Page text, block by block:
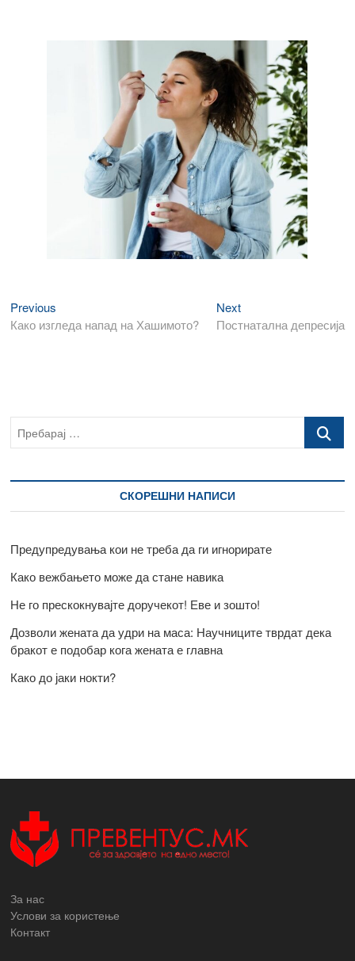
Навигација
на
Previous
post:
Како изгледа напад на Хашимото?
NextNext
post:
Постнатална депресија
Пребарај
СКОРЕШНИ НАПИСИ
Предупредувања кои не треба да ги игнорирате
Како вежбањето може да стане навика
Не го прескокнувајте доручекот! Еве и зошто!
Дозволи жената да удри на маса: Научниците тврдат дека
бракот е подобар кога жената е главна
Како до јаки нокти?
За нас
Услови за користење
Контакт